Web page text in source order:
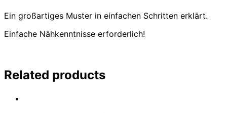
Ein großartiges Muster in einfachen Schritten erklärt.
Einfache Nähkenntnisse erforderlich!
Related products